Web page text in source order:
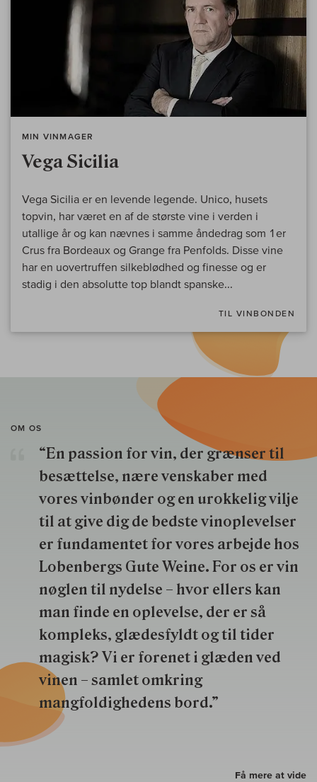
MIN VINMAGER
Vega Sicilia
Vega Sicilia er en levende legende. Unico, husets
topvin, har været en af de største vine i verden i
utallige år og kan nævnes i samme åndedrag som 1er
Crus fra Bordeaux og Grange fra Penfolds. Disse vine
har en uovertruffen silkeblødhed og finesse og er
stadig i den absolutte top blandt spanske...
TIL VINBONDEN
OM OS
“En passion for vin, der grænser til
besættelse, nære venskaber med
vores vinbønder og en urokkelig vilje
til at give dig de bedste vinoplevelser
er fundamentet for vores arbejde hos
Lobenbergs Gute Weine. For os er vin
nøglen til nydelse – hvor ellers kan
man finde en oplevelse, der er så
kompleks, glædesfyldt og til tider
magisk? Vi er forenet i glæden ved
vinen – samlet omkring
mangfoldighedens bord.”
Få mere at vide